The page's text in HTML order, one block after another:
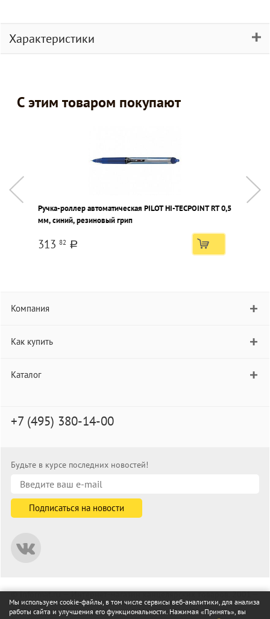
Характеристики
С этим товаром покупают
Ручка-роллер автоматическая PILOT HI-TECPOINT RT 0,5
мм, синий, резиновый грип
313 82 a
Компания
Как купить
Каталог
+7 (495) 380-14-00
Будьте в курсе последних новостей!
© informat.ru — Интернет-магазин канцелярских товаров. 2001—
2026
Мы используем cookie-файлы, в том числе сервисы веб-аналитики, для анализа
работы сайта и улучшения его функциональности. Нажимая «Принять», вы